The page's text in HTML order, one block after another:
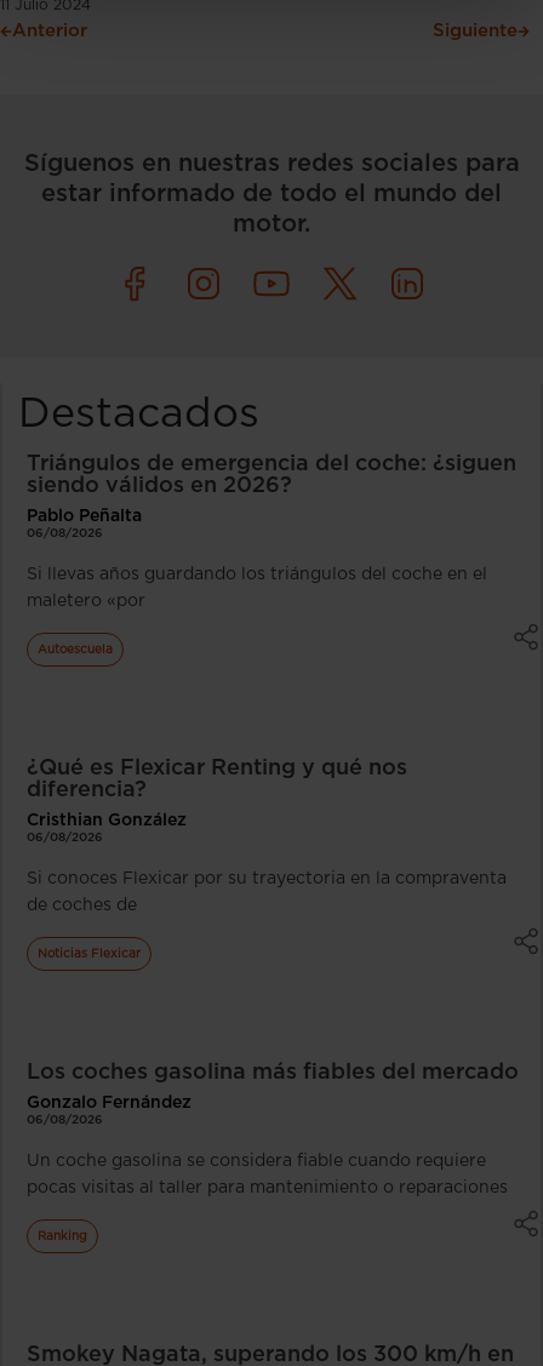
11 Julio 2024
Anterior Siguiente
Síguenos en nuestras redes sociales para
estar informado de todo el mundo del
motor.
Destacados
Triángulos de emergencia del coche: ¿siguen
siendo válidos en 2026?
Pablo Peñalta
06/08/2026
Si llevas años guardando los triángulos del coche en el
maletero «por
Autoescuela
¿Qué es Flexicar Renting y qué nos
diferencia?
Cristhian González
06/08/2026
Si conoces Flexicar por su trayectoria en la compraventa
de coches de
Noticias Flexicar
Los coches gasolina más fiables del mercado
Gonzalo Fernández
06/08/2026
Un coche gasolina se considera fiable cuando requiere
pocas visitas al taller para mantenimiento o reparaciones
Ranking
Smokey Nagata, superando los 300 km/h en